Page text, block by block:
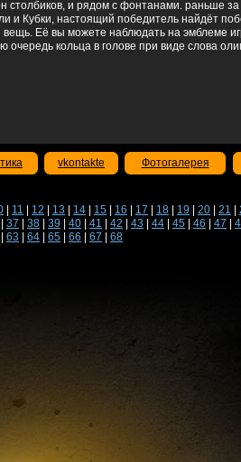
столбиков, и рядом с фонтанами. раньше
и Кубки, настоящий победитель найдёт
Её вы можете наблюдать на эмблеме
очередь кольца в голове при виде слова
vkontakte Фотогалерея
11 12 13 14 15 16 17 18 19 20 21
37 38 39 40 41 42 43 44 45 46 47
63 64 65 66 67 68